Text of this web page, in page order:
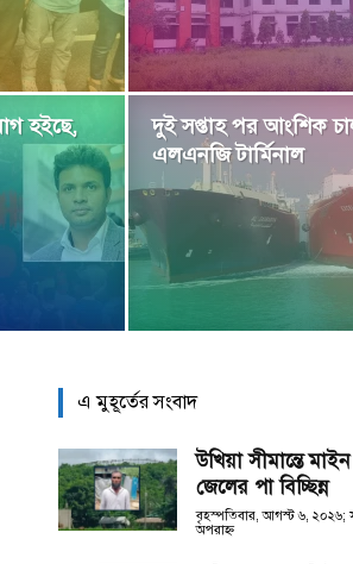
হইছে,
দুই সপ্তাহ পর আংশিক
এলএনজি টার্মিনাল
এ মুহূর্তের সংবাদ
উখিয়া সীমান্তে
জেলের পা বিচ্ছিন্ন
বৃহস্পতিবার, আগস্ট ৬, ২০২৬;
অপরাহ্ণ